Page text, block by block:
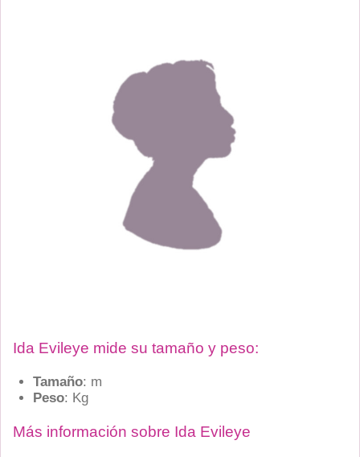
Ida Evileye mide su tamaño y peso:
Tamaño: m
Peso: Kg
Más información sobre Ida Evileye